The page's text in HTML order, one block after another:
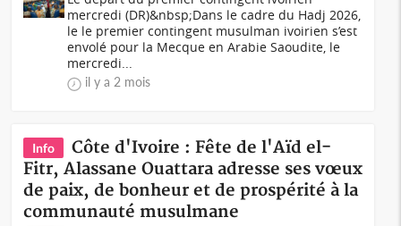
mercredi (DR)&nbsp;Dans le cadre du Hadj 2026,
le le premier contingent musulman ivoirien s’est
envolé pour la Mecque en Arabie Saoudite, le
mercredi...
il y a 2 mois
Info
Côte d'Ivoire : Fête de l'Aïd el-
Fitr, Alassane Ouattara adresse ses vœux
de paix, de bonheur et de prospérité à la
communauté musulmane